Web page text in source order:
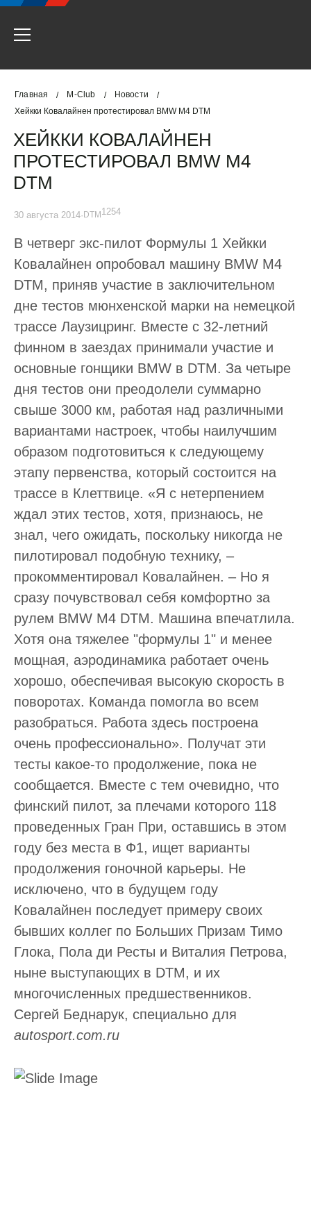
Главная / M-Club / Новости
/
Хейкки Ковалайнен протестировал BMW M4 DTM
ХЕЙККИ КОВАЛАЙНЕН
ПРОТЕСТИРОВАЛ BMW M4
DTM
30 августа 2014· DTM 1254
В четверг экс-пилот Формулы 1 Хейкки
Ковалайнен опробовал машину BMW M4
DTM, приняв участие в заключительном
дне тестов мюнхенской марки на немецкой
трассе Лаузицринг. Вместе с 32-летний
финном в заездах принимали участие и
основные гонщики BMW в DTM. За четыре
дня тестов они преодолели суммарно
свыше 3000 км, работая над различными
вариантами настроек, чтобы наилучшим
образом подготовиться к следующему
этапу первенства, который состоится на
трассе в Клеттвице. «Я с нетерпением
ждал этих тестов, хотя, признаюсь, не
знал, чего ожидать, поскольку никогда не
пилотировал подобную технику, –
прокомментировал Ковалайнен. – Но я
сразу почувствовал себя комфортно за
рулем BMW M4 DTM. Машина впечатлила.
Хотя она тяжелее "формулы 1" и менее
мощная, аэродинамика работает очень
хорошо, обеспечивая высокую скорость в
поворотах. Команда помогла во всем
разобраться. Работа здесь построена
очень профессионально». Получат эти
тесты какое-то продолжение, пока не
сообщается. Вместе с тем очевидно, что
финский пилот, за плечами которого 118
проведенных Гран При, оставшись в этом
году без места в Ф1, ищет варианты
продолжения гоночной карьеры. Не
исключено, что в будущем году
Ковалайнен последует примеру своих
бывших коллег по Больших Призам Тимо
Глока, Пола ди Ресты и Виталия Петрова,
ныне выступающих в DTM, и их
многочисленных предшественников.
Сергей Беднарук, специально для
autosport.com.ru